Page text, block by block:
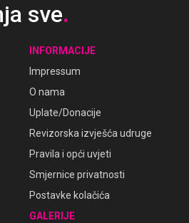
sve.
INFORMACIJE
Impressum
O nama
Uplate/Donacije
Revizorska izvješća udruge
Pravila i opći uvjeti
Smjernice privatnosti
Postavke kolačića
GALERIJE